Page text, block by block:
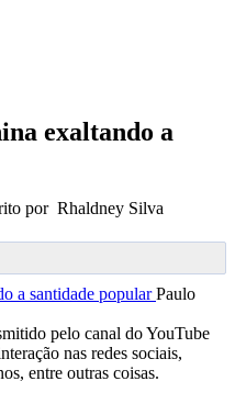
exaltando a
por Rhaldney Silva
Paulo
pelo canal do YouTube
nas redes sociais,
entre outras coisas.